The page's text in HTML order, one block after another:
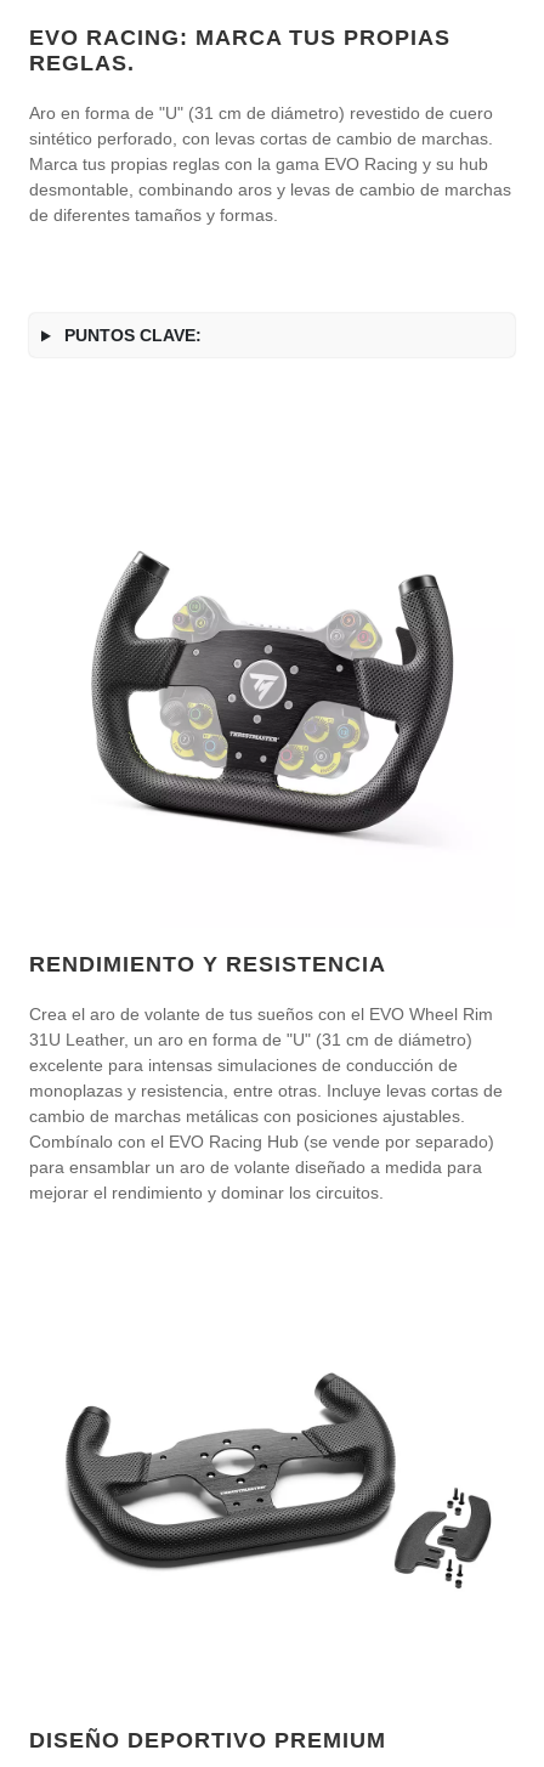
EVO RACING: MARCA TUS PROPIAS
REGLAS.
Aro en forma de "U" (31 cm de diámetro) revestido de cuero
sintético perforado, con levas cortas de cambio de marchas.
Marca tus propias reglas con la gama EVO Racing y su hub
desmontable, combinando aros y levas de cambio de marchas
de diferentes tamaños y formas.
PUNTOS CLAVE:
RENDIMIENTO Y RESISTENCIA
Crea el aro de volante de tus sueños con el EVO Wheel Rim
31U Leather, un aro en forma de "U" (31 cm de diámetro)
excelente para intensas simulaciones de conducción de
monoplazas y resistencia, entre otras. Incluye levas cortas de
cambio de marchas metálicas con posiciones ajustables.
Combínalo con el EVO Racing Hub (se vende por separado)
para ensamblar un aro de volante diseñado a medida para
mejorar el rendimiento y dominar los circuitos.
DISEÑO DEPORTIVO PREMIUM